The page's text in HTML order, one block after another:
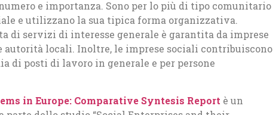
e importanza. Sono per lo più di tipo comunitario
e utilizzano la sua tipica forma organizzativa.
di servizi di interesse generale è garantita da imprese
autorità locali. Inoltre, le imprese sociali contribuiscono
di posti di lavoro in generale e per persone
in Europe: Comparative Syntesis Report è un